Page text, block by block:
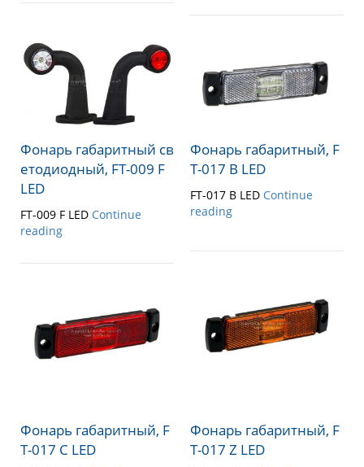
Фонарь габаритный св
етодиодный, FT-009 F
LED
FT-009 F LED Continue
reading
Фонарь габаритный, F
T-017 B LED
FT-017 B LED Continue
reading
Фонарь габаритный, F
T-017 C LED
Фонарь габаритный, F
T-017 Z LED